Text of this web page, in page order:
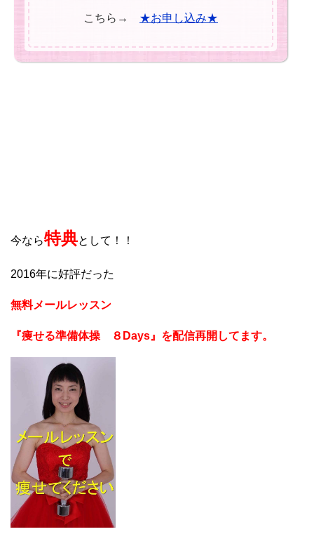
こちら→ ★お申し込み★
今なら特典として！！
2016年に好評だった
無料メールレッスン
『痩せる準備体操 ８Days』を配信再開してます。